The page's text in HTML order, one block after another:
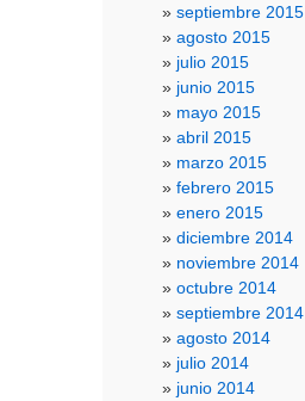
septiembre 2015
agosto 2015
julio 2015
junio 2015
mayo 2015
abril 2015
marzo 2015
febrero 2015
enero 2015
diciembre 2014
noviembre 2014
octubre 2014
septiembre 2014
agosto 2014
julio 2014
junio 2014